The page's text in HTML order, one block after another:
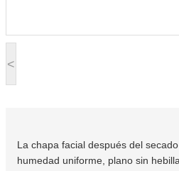
<
La chapa facial después del
humedad uniforme, plano sin